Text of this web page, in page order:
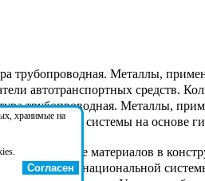
трубопроводная. Металлы,
автотранспортных средств.
трубопроводная. Металлы,
трубные системы на основе
обозначение материалов в
документов национальной
хранимые на
Согласен